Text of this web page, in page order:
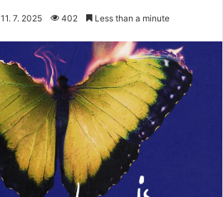
11. 7. 2025 402 Less than a minute